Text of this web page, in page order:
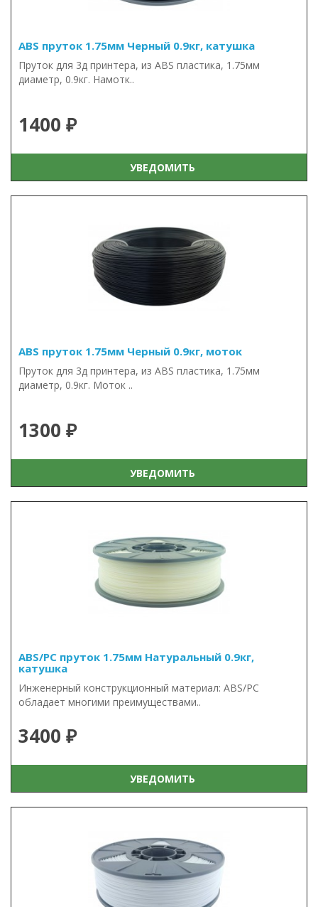
ABS пруток 1.75мм Черный 0.9кг, катушка
Пруток для 3д принтера, из ABS пластика, 1.75мм
диаметр, 0.9кг. Намотк..
1400 ₽
УВЕДОМИТЬ
ABS пруток 1.75мм Черный 0.9кг, моток
Пруток для 3д принтера, из ABS пластика, 1.75мм
диаметр, 0.9кг. Моток ..
1300 ₽
УВЕДОМИТЬ
ABS/PC пруток 1.75мм Натуральный 0.9кг,
катушка
Инженерный конструкционный материал: ABS/PC
обладает многими преимуществами..
3400 ₽
УВЕДОМИТЬ